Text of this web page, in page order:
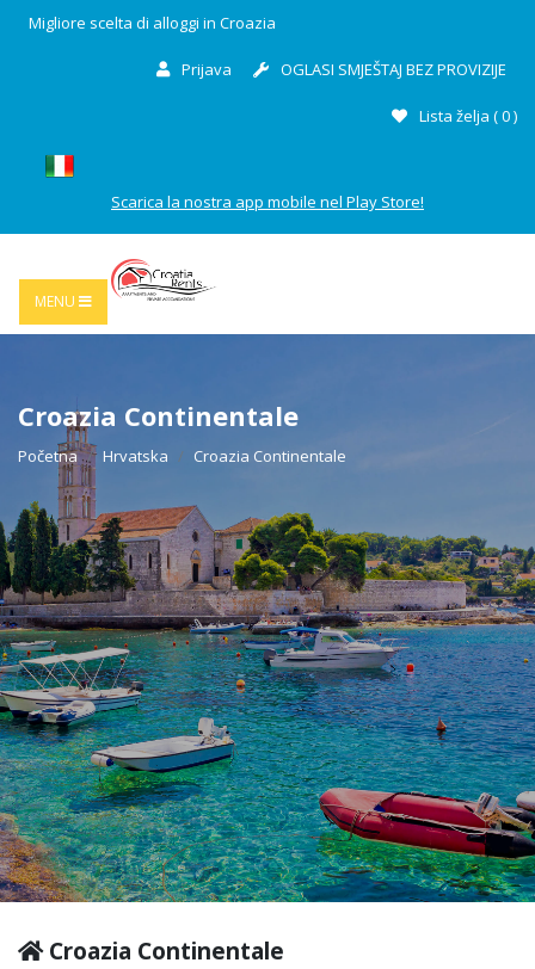
Migliore scelta di alloggi in Croazia
Prijava OGLASI SMJEŠTAJ BEZ PROVIZIJE
Lista želja (0)
Scarica la nostra app mobile nel Play Store!
MENU
Croazia Continentale
Početna Hrvatska Croazia Continentale
Croazia Continentale